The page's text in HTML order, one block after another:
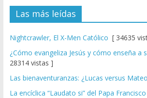
Las más leídas
Nightcrawler, El X-Men Católico [ 34635
¿Cómo evangeliza Jesús y cómo enseña a
28314 vistas ]
Las bienaventuranzas: ¿Lucas versus
La encíclica “Laudato si” del Papa